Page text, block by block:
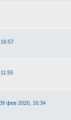
фев 2020, 16:34